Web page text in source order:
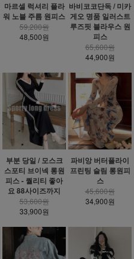
마르셀 럭셔리 플라
워 노블 주름 원피스
59,200원
48,500원
바비코코단독 / 미카
게오 명품 일러스트
루즈핏 블라우스 원
피스
65,600원
44,900원
부분 당일 / 모스크
스포티 브이넥 롱원
피스 - 퀄리티 좋아
요 88사이즈까지
53,600원
33,900원
파비앙 버터플라이
프린팅 슬림 롱원피
스
45,600원
34,900원